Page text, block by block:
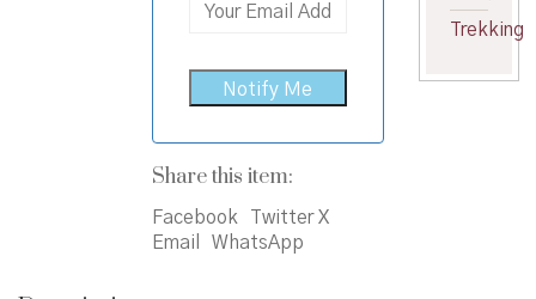
Share this item:
Facebook
Twitter X
Email
WhatsApp
Trekking